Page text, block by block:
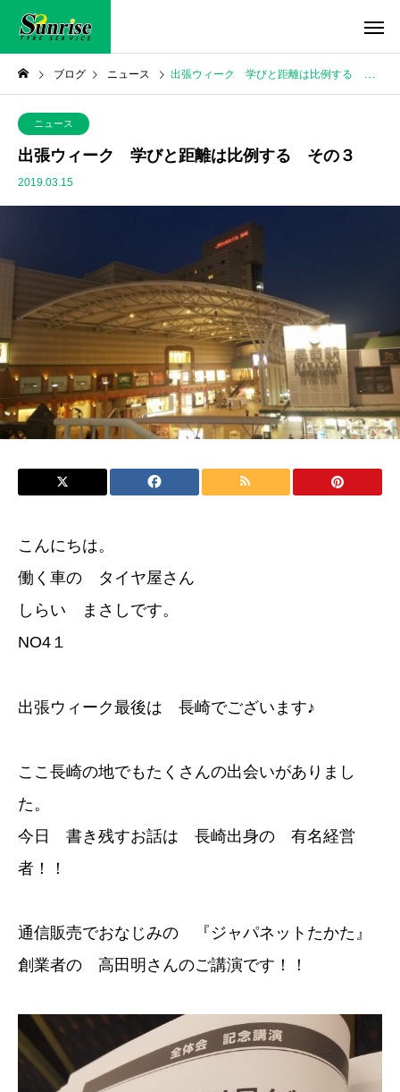
ブログ ニュース 出張ウィーク 学びと距離は比例する その３
ニュース
出張ウィーク 学びと距離は比例する その３
2019.03.15
こんにちは。
働く車の タイヤ屋さん
しらい まさしです。
NO4１
出張ウィーク最後は 長崎でございます♪
ここ長崎の地でもたくさんの出会いがありまし
た。
今日 書き残すお話は 長崎出身の 有名経営
者！！
通信販売でおなじみの 『ジャパネットたかた』
創業者の 高田明さんのご講演です！！